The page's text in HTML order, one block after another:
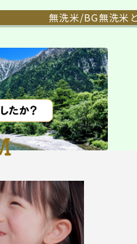
無洗米/BG無洗米